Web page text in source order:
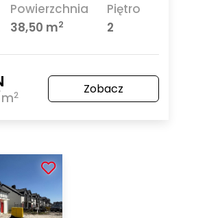
Powierzchnia
38,50 m2
Piętro
2
m2 Zobacz